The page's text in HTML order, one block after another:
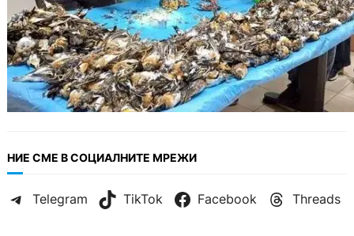
НИЕ СМЕ В СОЦИАЛНИТЕ МРЕЖИ
Telegram TikTok Facebook Threads